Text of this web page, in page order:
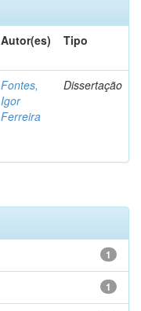
Autor(es) Tipo
Fontes,
Igor
Ferreira
Dissertação
1
1